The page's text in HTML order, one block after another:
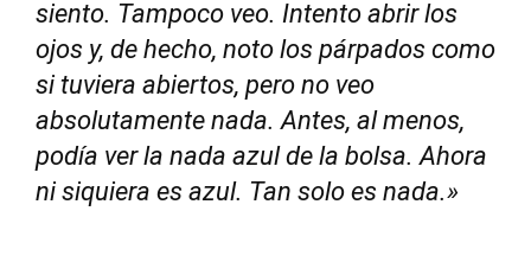
siento. Tampoco veo. Intento abrir los
ojos y, de hecho, noto los párpados como
si tuviera abiertos, pero no veo
absolutamente nada. Antes, al menos,
podía ver la nada azul de la bolsa. Ahora
ni siquiera es azul. Tan solo es nada.»